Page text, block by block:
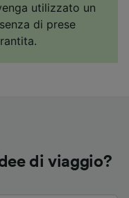
utilizzato un
di prese
di viaggio?